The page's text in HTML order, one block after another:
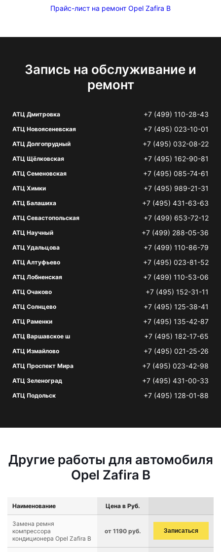
Прайс-лист на ремонт Opel Zafira B
Запись на обслуживание и
ремонт
АТЦ Дмитровка +7 (499) 110-28-43
АТЦ Новоясеневская +7 (495) 023-10-01
АТЦ Долгопрудный +7 (495) 032-08-22
АТЦ Щёлковская +7 (495) 162-90-81
АТЦ Семеновская +7 (495) 085-74-61
АТЦ Химки +7 (495) 989-21-31
АТЦ Балашиха +7 (495) 431-63-63
АТЦ Севастопольская +7 (499) 653-72-12
АТЦ Научный +7 (499) 288-05-36
АТЦ Удальцова +7 (499) 110-86-79
АТЦ Алтуфьево +7 (495) 023-81-52
АТЦ Лобненская +7 (499) 110-53-06
АТЦ Очаково +7 (495) 152-31-11
АТЦ Солнцево +7 (495) 125-38-41
АТЦ Раменки +7 (495) 135-42-87
АТЦ Варшавское ш +7 (495) 182-17-65
АТЦ Измайлово +7 (495) 021-25-26
АТЦ Проспект Мира +7 (495) 023-42-98
АТЦ Зеленоград +7 (495) 431-00-33
АТЦ Подольск +7 (495) 128-01-88
Другие работы для автомобиля
Opel Zafira B
Наименование Цена в Руб.
Замена ремня
компрессора
кондиционера Opel Zafira B
от 1190 руб. Записаться